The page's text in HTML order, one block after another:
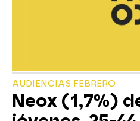
AUDIENCIAS FEBRERO
Neox (1,7%)